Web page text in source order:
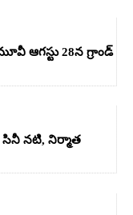
ఆగస్టు 28న గ్రాండ్
సినీ నటి, నిర్మాత